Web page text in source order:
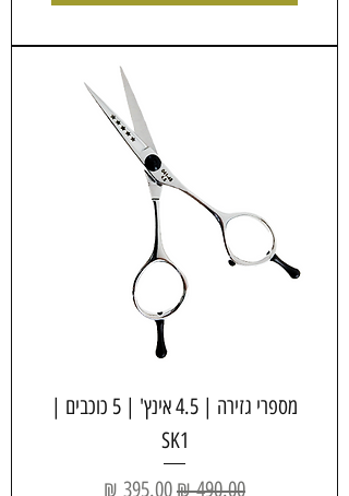
מספרי גזירה | 4.5 אינץ' | 5 כוכבים |
SK1
מחיר רגיל מחיר מבצע